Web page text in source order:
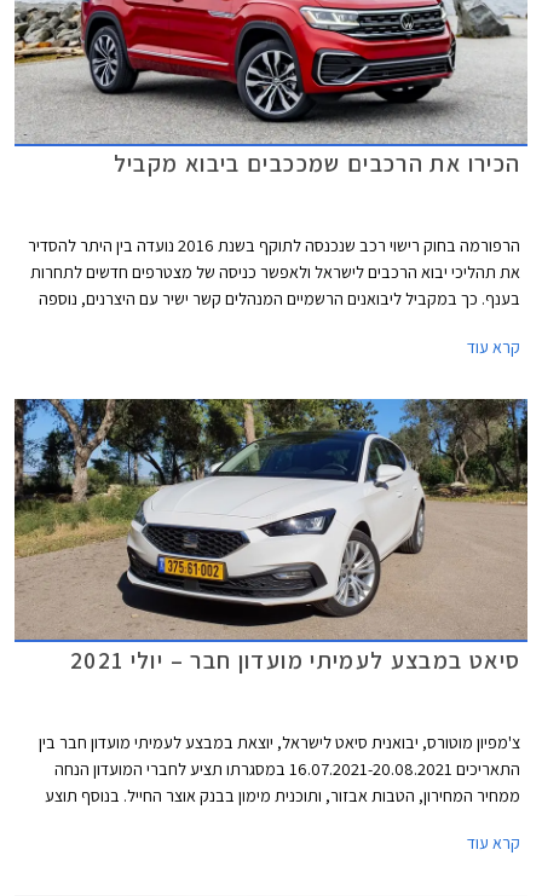
הכירו את הרכבים שמככבים ביבוא מקביל
הרפורמה בחוק רישוי רכב שנכנסה לתוקף בשנת 2016 נועדה בין היתר להסדיר
את תהליכי יבוא הרכבים לישראל ולאפשר כניסה של מצטרפים חדשים לתחרות
בענף. כך במקביל ליבואנים הרשמיים המנהלים קשר ישיר עם היצרנים, נוספה
במדינות שונות ולשווקן בישראל.
קרא עוד
סיאט במבצע לעמיתי מועדון חבר – יולי 2021
צ'מפיון מוטורס, יבואנית סיאט לישראל, יוצאת במבצע לעמיתי מועדון חבר בין
התאריכים 16.07.2021-20.08.2021 במסגרתו תציע לחברי המועדון הנחה
ממחיר המחירון, הטבות אבזור, ותוכנית מימון בבנק אוצר החייל. בנוסף תוצע
ברכישת אבזור בהתקנה מקומית.
קרא עוד